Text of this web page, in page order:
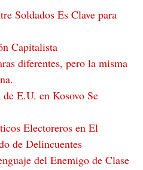
Soldados Es Clave para
Capitalista
diferentes, pero la misma
E.U. en Kosovo Se
Electoreros en El
de Delincuentes
del Enemigo de Clase